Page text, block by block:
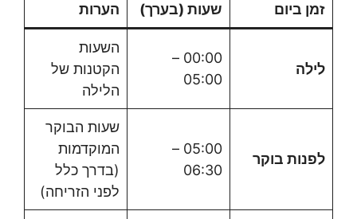
זמן ביום שעות (בערך) הערות
לילה
00:00 –
05:00
השעות
הקטנות של
הלילה
לפנות בוקר
05:00 –
06:30
שעות הבוקר
המוקדמות
(בדרך כלל
לפני הזריחה)